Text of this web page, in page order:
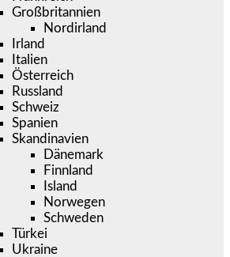
Großbritannien
Nordirland
Irland
Italien
Österreich
Russland
Schweiz
Spanien
Skandinavien
Dänemark
Finnland
Island
Norwegen
Schweden
Türkei
Ukraine